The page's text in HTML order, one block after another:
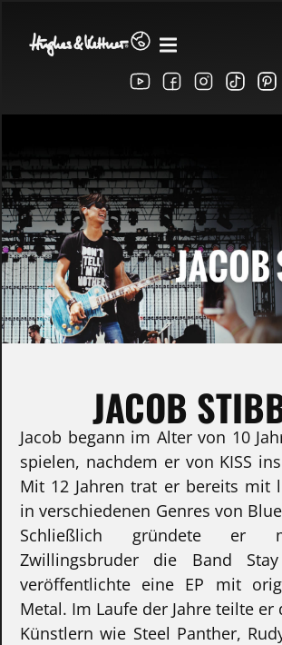
JACOB
Jacob begann im Alter von 10
spielen, nachdem er von KISS
Mit 12 Jahren trat er bereits mit
in verschiedenen Genres von
Schließlich gründete er
Zwillingsbruder die Band
veröffentlichte eine EP mit
Metal. Im Laufe der Jahre teilte
Künstlern wie Steel Panther,